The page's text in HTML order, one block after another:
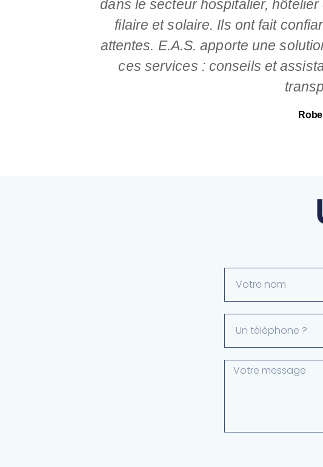
dans le secteur hospitalier,
filaire et solaire. Ils ont fait
attentes. E.A.S. apporte une
ces services : conseils et